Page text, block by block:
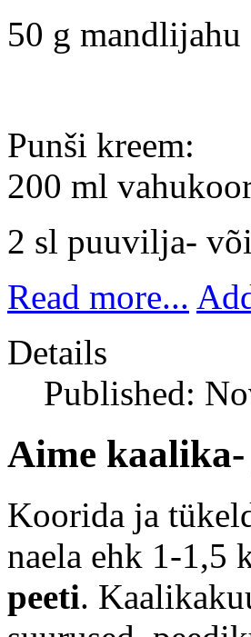
50 g mandlijahu
Punši kreem:
200 ml
2 sl puuvilja-
Read more...
Details
Published:
Aime
Koorida ja
naela ehk 1-1,5
peeti.